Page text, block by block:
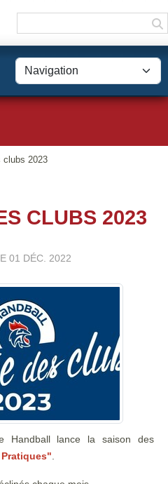
clubs 2023
CLUBS 2023
01 DÉC. 2022
Handball lance la saison des